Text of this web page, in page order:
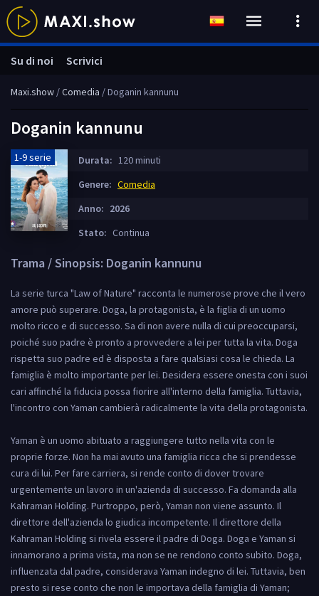
Maxi.show /Comedia / Doganin kannunu
Doganin kannunu
1-9 serie Durata: 120 minuti
Genere: Comedia
Anno: 2026
Stato: Continua
Trama / Sinopsis: Doganin kannunu
La serie turca "Law of Nature" racconta le numerose prove che il vero
amore può superare. Doga, la protagonista, è la figlia di un uomo
molto ricco e di successo. Sa di non avere nulla di cui preoccuparsi,
poiché suo padre è pronto a provvedere a lei per tutta la vita. Doga
rispetta suo padre ed è disposta a fare qualsiasi cosa le chieda. La
famiglia è molto importante per lei. Desidera essere onesta con i suoi
cari affinché la fiducia possa fiorire all'interno della famiglia. Tuttavia,
l'incontro con Yaman cambierà radicalmente la vita della protagonista.
Yaman è un uomo abituato a raggiungere tutto nella vita con le
proprie forze. Non ha mai avuto una famiglia ricca che si prendesse
cura di lui. Per fare carriera, si rende conto di dover trovare
urgentemente un lavoro in un'azienda di successo. Fa domanda alla
Kahraman Holding. Purtroppo, però, Yaman non viene assunto. Il
direttore dell'azienda lo giudica incompetente. Il direttore della
Kahraman Holding si rivela essere il padre di Doga. Doga e Yaman si
innamorano a prima vista, ma non se ne rendono conto subito. Doga,
influenzata dal padre, considerava Yaman indegno di lei. Tuttavia, ben
presto si rese conto che non le importava della famiglia di Yaman;
Su di noi Scrivici